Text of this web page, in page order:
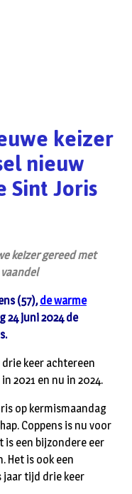
keizer
nieuw
Joris
keizer gereed met
(57),de warme
24 juni 2024 de
keer achtereen
2021 en nu in 2024.
op kermismaandag
Coppens is nu voor
is een bijzondere eer
Het is ook een
jaar tijd drie keer